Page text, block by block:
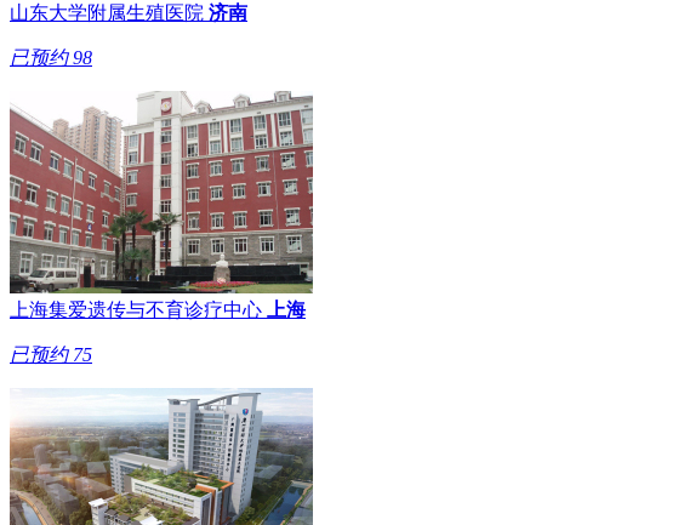
山东大学附属生殖医院 济南
已预约 98
上海集爱遗传与不育诊疗中心 上海
已预约 75